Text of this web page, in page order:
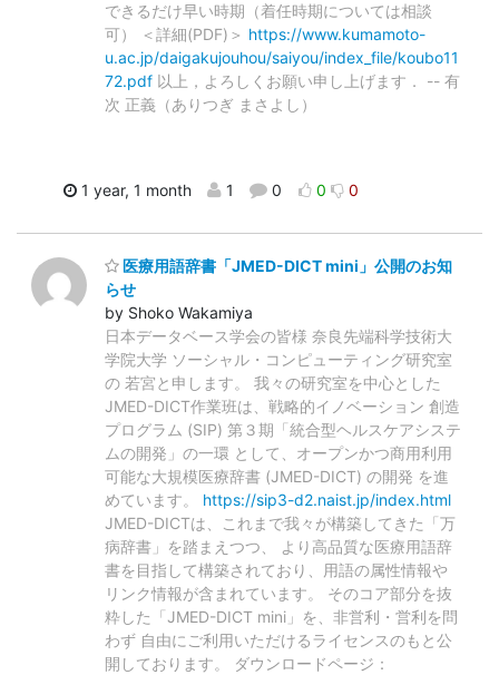
できるだけ早い時期（着任時期については相談
可） ＜詳細(PDF)＞ https://www.kumamoto-
u.ac.jp/daigakujouhou/saiyou/index_file/koubo11
72.pdf 以上，よろしくお願い申し上げます． -- 有
次 正義（ありつぎ まさよし）
1 year, 1 month 1 0 0 0
医療用語辞書「JMED-DICT mini」公開のお知
らせ
by Shoko Wakamiya
日本データベース学会の皆様 奈良先端科学技術大
学院大学 ソーシャル・コンピューティング研究室
の 若宮と申します。 我々の研究室を中心とした
JMED-DICT作業班は、戦略的イノベーション 創造
プログラム (SIP) 第３期「統合型ヘルスケアシステ
ムの開発」の一環 として、オープンかつ商用利用
可能な大規模医療辞書 (JMED-DICT) の開発 を進
めています。 https://sip3-d2.naist.jp/index.html
JMED-DICTは、これまで我々が構築してきた「万
病辞書」を踏まえつつ、 より高品質な医療用語辞
書を目指して構築されており、用語の属性情報や
リンク情報が含まれています。 そのコア部分を抜
粋した「JMED-DICT mini」を、非営利・営利を問
わず 自由にご利用いただけるライセンスのもと公
開しております。 ダウンロードページ：